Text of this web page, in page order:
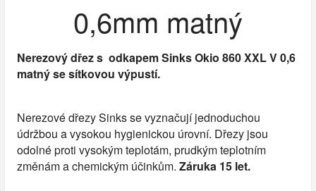
0,6mm matný
Nerezový dřez s odkapem Sinks Okio 860 XXL V 0,6
matný se sítkovou výpustí.
Nerezové dřezy Sinks se vyznačují jednoduchou
údržbou a vysokou hygienickou úrovní. Dřezy jsou
odolné proti vysokým teplotám, prudkým teplotním
změnám a chemickým účinkům. Záruka 15 let.